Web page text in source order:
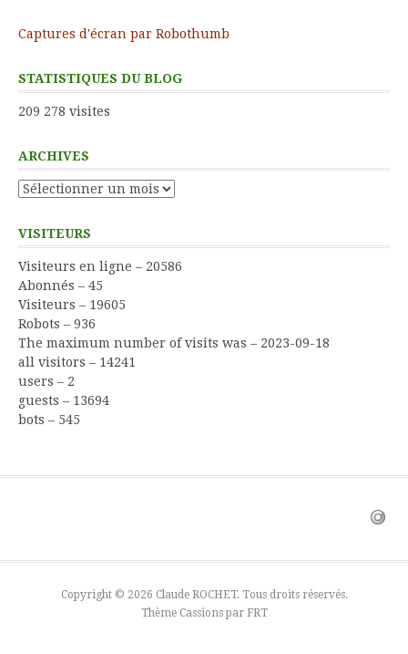
Captures d'écran par Robothumb
STATISTIQUES DU BLOG
209 278 visites
ARCHIVES
Archives
VISITEURS
Visiteurs en ligne – 20586
Abonnés – 45
Visiteurs – 19605
Robots – 936
The maximum number of visits was – 2023-09-18
all visitors – 14241
users – 2
guests – 13694
bots – 545
Copyright © 2026 Claude ROCHET. Tous droits réservés.
Thème Cassions par FRT